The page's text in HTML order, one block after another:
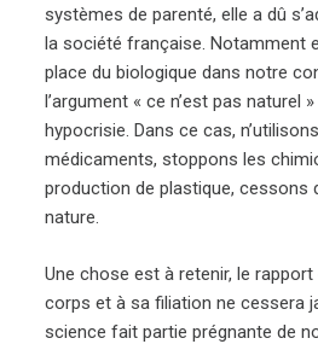
systèmes de parenté, elle a dû
la société française. Notamment
place du biologique dans notre
l’argument « ce n’est pas naturel
hypocrisie. Dans ce cas,
médicaments, stoppons les
production de plastique, cessons
nature.
Une chose est à retenir, le rapport
corps et à sa filiation ne cessera
science fait partie prégnante de